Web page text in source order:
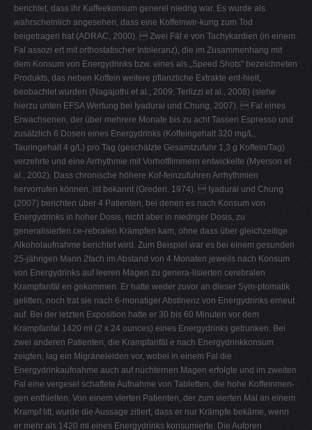
berichtet, dass ihr Kaffeekonsum generel niedrig war. Es wurde als
wahrscheinlich angesehen, dass eine Koffeinwir-kung zum Tod
beigetragen hat (ADRAC, 2000).  Zwei Fäl e von Tachykardien (in einem
Fal assozi ert mit orthostatischer Intoleranz), die im Zusammenhang mit
dem Konsum von Energydrinks bzw. eines als „Speed Shots" bezeichneten
Produkts, das neben Koffein weitere pflanzliche Extrakte ent-hielt,
beobachtet wurden (Nagajothi et al., 2009; Terlizzi et al., 2008) (siehe
hierzu unten EFSA Wertung bei Iyadurai und Chung, 2007).  Fal eines
Erwachsenen, der über mehrere Monate bis zu acht Tassen Espresso und
zusätzlich 6 Dosen eines Energydrinks (Koffeingehalt 320 mg/L,
Tauringehalt 4 g/L) pro Tag (geschätzte Gesamtzufuhr 1,3 g Koffein/Tag)
verzehrte und eine Arrhythmie mit Vorhofflimmern entwickelte (Myerson et
al., 2002). Dass chronische höhere Kof-feinzufuhren Arrhythmien
hervorrufen können, ist bekannt (Greden. 1974).  Iyadurai und Chung
(2007) berichten über 4 Patienten, bei denen es nach Konsum von
Energydrinks in hoher Dosis, nicht aber in niedriger Dosis, zu
generalisierten ce-rebralen Krämpfen kam, ohne dass über gleichzeitige
Alkoholaufnahme berichtet wird. Zum Beispiel war es bei einem gesunden
25-jährigen Mann 2fach im Abstand von 4 Monaten jeweils nach Konsum
von Energydrinks auf leeren Magen zu genera-lisierten cerebralen
Krampfanfäl en gekommen. Er hatte weder zuvor an dieser Sym-ptomatik
gelitten, noch trat sie nach 6-monatiger Abstinenz von Energydrinks erneut
auf. Bei der letzten Exposition hatte er 30 bis 60 Minuten vor dem
Krampfanfal 1420 ml (2 x 24 ounces) eines Energydrinks getrunken. Bei
zwei anderen Patienten, die Krampfanfäl e nach Energydrinkkonsum
zeigten, lag ein Migräneleiden vor, wobei in einem Fal die
Energydrinkaufnahme auch auf nüchternen Magen erfolgte und im zweiten
Fal eine vergesel schaftete Aufnahme von Tabletten, die hohe Koffeinmen-
gen enthielten. Von einem vierten Patienten, der zum vierten Mal an einem
Krampf litt, wurde die Aussage zitiert, dass er nur Krämpfe bekäme, wenn
er mehr als 1420 ml eines Energydrinks konsumierte. Die Autoren